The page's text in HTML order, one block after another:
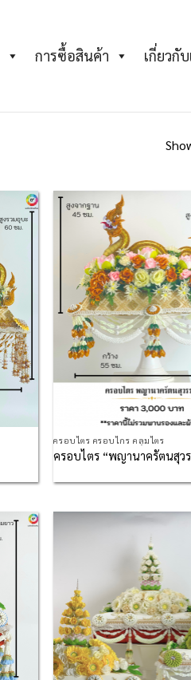
การซื้อสินค้า เกี่ยวกับ
ครอบไตร ครอบไกร คลุมไตร
ครอบไตร “พญานาครัตนสุว